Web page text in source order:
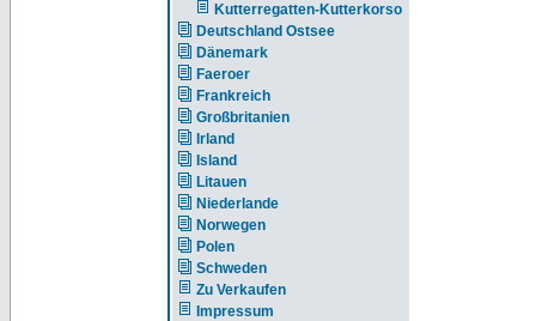
Kutterregatten-Kutterkorso
Deutschland Ostsee
Dänemark
Faeroer
Frankreich
Großbritanien
Irland
Island
Litauen
Niederlande
Norwegen
Polen
Schweden
Zu Verkaufen
Impressum